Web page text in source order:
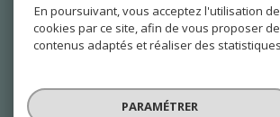
Nous suivre sur
© 2026 | Tous droits réservés | Traduction
En poursuivant, vous acceptez l'utilisation
cookies par ce site, afin de vous proposer
contenus adaptés et réaliser des
PARAMÉTRER